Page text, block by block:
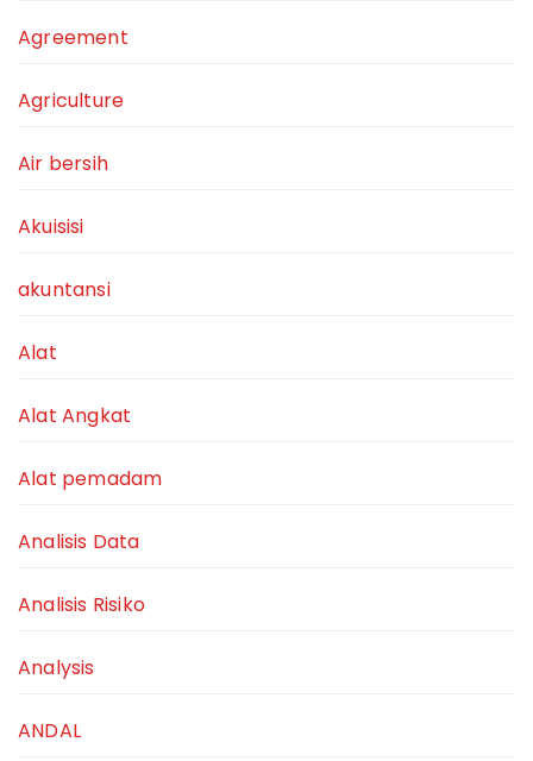
Agreement
Agriculture
Air bersih
Akuisisi
akuntansi
Alat
Alat Angkat
Alat pemadam
Analisis Data
Analisis Risiko
Analysis
ANDAL